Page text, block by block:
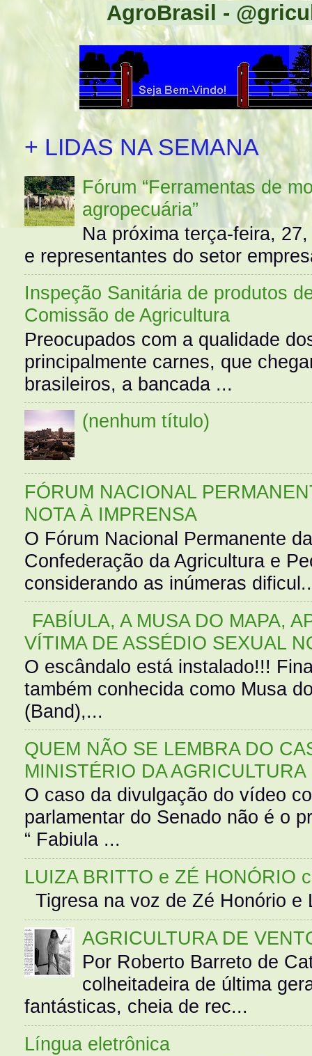
AgroBrasil -
+ LIDAS NA SEMANA
Fórum “Ferramentas de
agropecuária”
Na próxima terça-feira,
e representantes do setor
Inspeção Sanitária de produtos
Comissão de Agricultura
Preocupados com a qualidade
principalmente carnes, que
brasileiros, a bancada ...
(nenhum título)
FÓRUM NACIONAL
NOTA À IMPRENSA
O Fórum Nacional Permanente
Confederação da Agricultura e
considerando as inúmeras
FABÍULA, A MUSA DO MAPA,
VÍTIMA DE ASSÉDIO SEXUAL
O escândalo está instalado!!!
também conhecida como Musa
(Band),...
QUEM NÃO SE LEMBRA DO
MINISTÉRIO DA AGRICULTURA
O caso da divulgação do vídeo
parlamentar do Senado não é o
“ Fabiula ...
LUIZA BRITTO e ZÉ HONÓRIO
Tigresa na voz de Zé Honório
AGRICULTURA DE
Por Roberto Barreto de
colheitadeira de última
fantásticas, cheia de rec...
Língua eletrônica